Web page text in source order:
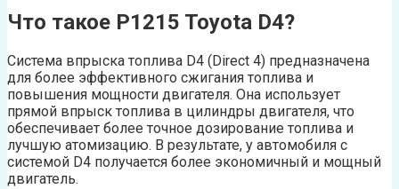
Что такое P1215 Toyota D4?
Система впрыска топлива D4 (Direct 4) предназначена
для более эффективного сжигания топлива и
повышения мощности двигателя. Она использует
прямой впрыск топлива в цилиндры двигателя, что
обеспечивает более точное дозирование топлива и
лучшую атомизацию. В результате, у автомобиля с
системой D4 получается более экономичный и мощный
двигатель.